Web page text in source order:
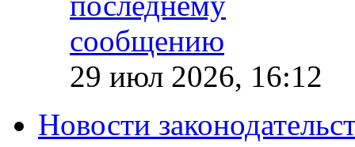
29 июл 2026, 16:12
Новости